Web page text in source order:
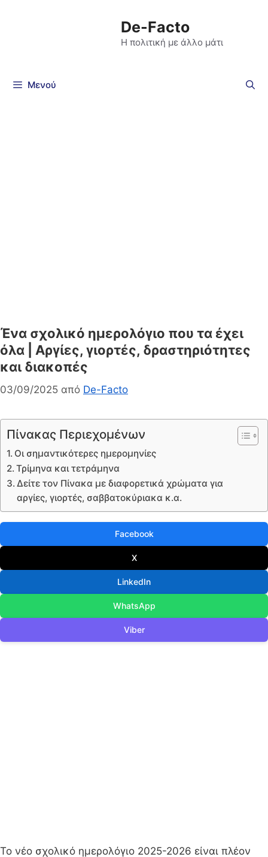
De-Facto
Η πολιτική με άλλο μάτι
Μενού
Ένα σχολικό ημερολόγιο που τα έχει
όλα | Αργίες, γιορτές, δραστηριότητες
και διακοπές
03/09/2025 από De-Facto
Πίνακας Περιεχομένων
Οι σημαντικότερες ημερομηνίες
Τρίμηνα και τετράμηνα
Δείτε τον Πίνακα με διαφορετικά χρώματα για
αργίες, γιορτές, σαββατοκύριακα κ.α.
Facebook
X
LinkedIn
WhatsApp
Viber
Το νέο σχολικό ημερολόγιο 2025-2026 είναι πλέον